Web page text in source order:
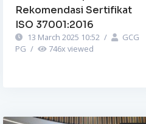
Rekomendasi Sertifikat
ISO 37001:2016
13 March 2025 10:52 /
GCG
PG / 746x viewed